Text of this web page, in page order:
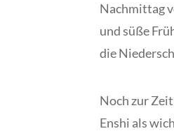
Nachmittag
und süße
die
Noch zur
Enshi als